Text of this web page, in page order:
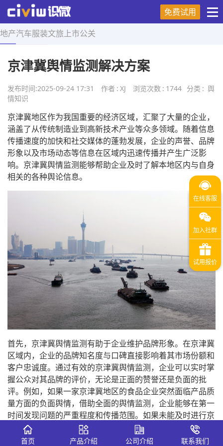
免费试用
地产汽车服装文旅 上市公关
首页 > 舆情知识 > 正文
京津冀舆情监测解决方案
发布时间:2025-09-24 17:31 作者 : XJ 浏览次数 : 1744 分类 : 舆
情知识
京津冀地区作为我国重要的经济区域，汇聚了大量的企业，
涵盖了从传统制造业到高新技术产业等众多领域。随着信息
传播速度的加快和社交媒体的蓬勃发展，企业的声誉、品牌
形象以及市场动态等信息在区域内迅速传播并产生广泛影
响。京津冀舆情监测能够帮助企业及时了解本地区内与自身
相关的各种舆论信息。
首先，京津冀舆情监测有助于企业维护品牌形象。在京津冀
区域内，企业的品牌知名度与口碑直接影响着其市场份额和
客户忠诚度。通过有效的京津冀舆情监测，企业可以实时掌
握公众对其品牌的评价，无论是正面的赞誉还是负面的批
评。例如，如果一家京津冀地区的食品企业突然面临产品质
量方面的负面舆情，借助全面的舆情监测，企业能够在第一
时间发现问题的严重程度和传播范围。如果未能及时进行京
津冀舆情监测，负面舆情可能会像滚雪球一样越滚越大，对
企业的品牌造成不可挽回的损害。而及时的监测可以让企业
首页 产品介绍 公司介绍 联系我们